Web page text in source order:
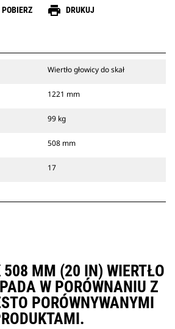
POBIERZ print DRUKUJ
Wiertło głowicy do skał
1221 mm
99 kg
508 mm
17
MM (20 IN) WIERTŁO
W PORÓWNANIU Z
PORÓWNYWANYMI